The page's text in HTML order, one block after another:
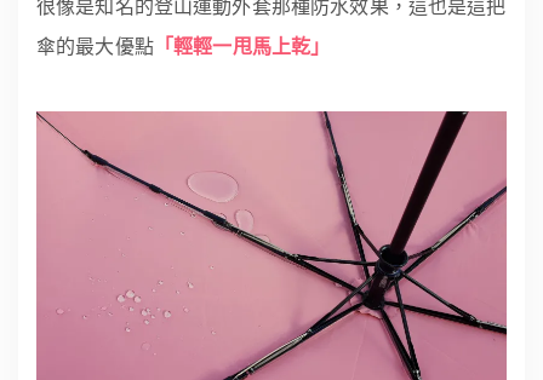
很像是知名的登山運動外套那種防水效果，這也是這把
傘的最大優點「輕輕一甩馬上乾」